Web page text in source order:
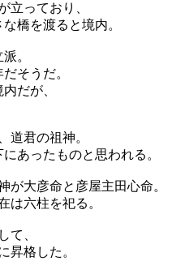
立っており、
橋を渡ると境内。
。
そうだ。
だが、
道君の祖神。
あったものと思われる。
が大彦命と彦屋主田心命。
は六柱を祀る。
て、
昇格した。